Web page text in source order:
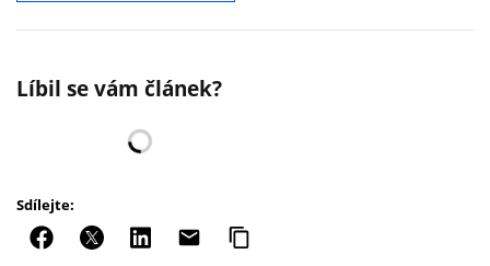
Líbil se vám článek?
Sdílejte: